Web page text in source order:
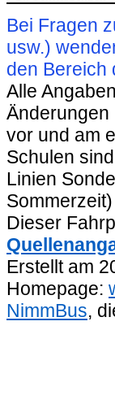
Bei Fragen
usw.)
den Bereich
Alle
Änderungen
vor und am
Schulen
Linien
Dieser
Erstellt am
Homepage:
NimmBus,